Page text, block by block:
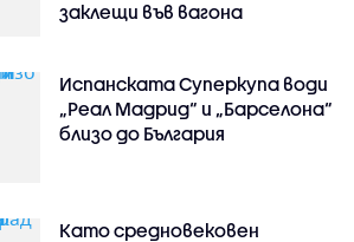
заклещи във вагона
Испанската Суперкупа води
„Реал Мадрид“ и „Барселона“
близо до България
Като средновековен